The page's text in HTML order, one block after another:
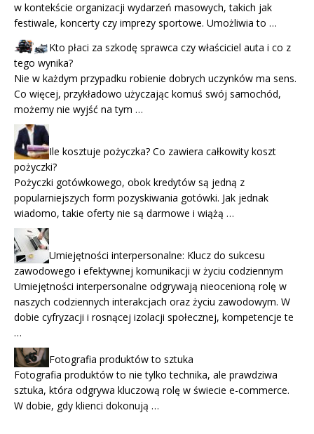
w kontekście organizacji wydarzeń masowych, takich jak
festiwale, koncerty czy imprezy sportowe. Umożliwia to …
Kto płaci za szkodę sprawca czy właściciel auta i co z
tego wynika?
Nie w każdym przypadku robienie dobrych uczynków ma sens.
Co więcej, przykładowo użyczając komuś swój samochód,
możemy nie wyjść na tym …
Ile kosztuje pożyczka? Co zawiera całkowity koszt
pożyczki?
Pożyczki gotówkowego, obok kredytów są jedną z
popularniejszych form pozyskiwania gotówki. Jak jednak
wiadomo, takie oferty nie są darmowe i wiążą …
Umiejętności interpersonalne: Klucz do sukcesu
zawodowego i efektywnej komunikacji w życiu codziennym
Umiejętności interpersonalne odgrywają nieocenioną rolę w
naszych codziennych interakcjach oraz życiu zawodowym. W
dobie cyfryzacji i rosnącej izolacji społecznej, kompetencje te
…
Fotografia produktów to sztuka
Fotografia produktów to nie tylko technika, ale prawdziwa
sztuka, która odgrywa kluczową rolę w świecie e-commerce.
W dobie, gdy klienci dokonują …